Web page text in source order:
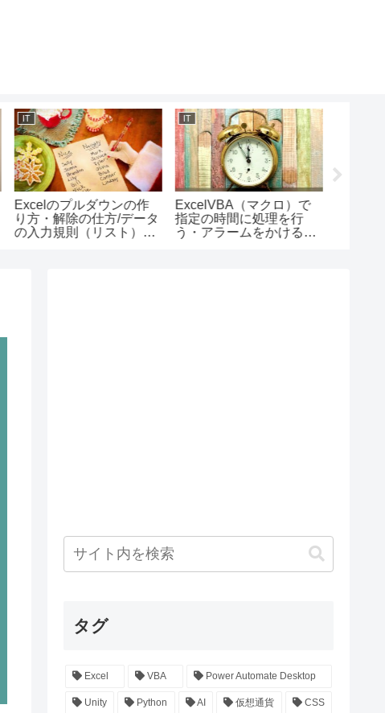
IT
Excelのプルダウンの作
り方・解除の仕方/データ
の入力規則（リスト）の
IT
ExcelVBA（マクロ）で
指定の時間に処理を行
う・アラームをかける方
タグ
Excel VBA Power Automate Desktop
Unity Python AI 仮想通貨 CSS